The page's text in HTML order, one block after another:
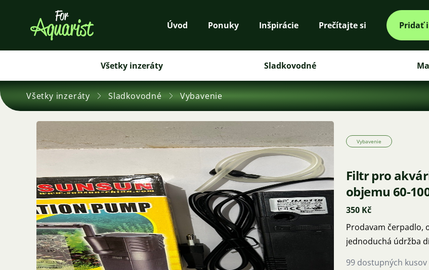
Úvod Ponuky Inšpirácie Prečítajte si Pridať
Všetky inzeráty Sladkovodné
Všetky inzeráty Sladkovodné Vybavenie
Vybavenie
Filtr pro
objemu 60-
350 Kč
Prodavam čerpadlo, obsahuje
jednoduchá údržba
99 dostupných kusov